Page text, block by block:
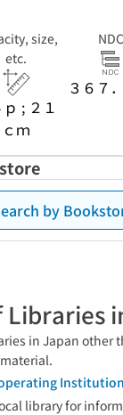
size,
etc.
ｐ ; ２１
ｃｍ
NDC
３６７
by
Libraries
in Japan other
library for